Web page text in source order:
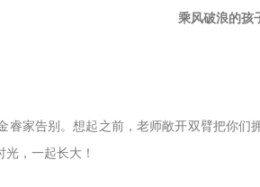
家告别。想起之前，老师敞开双臂把你
，一起长大！